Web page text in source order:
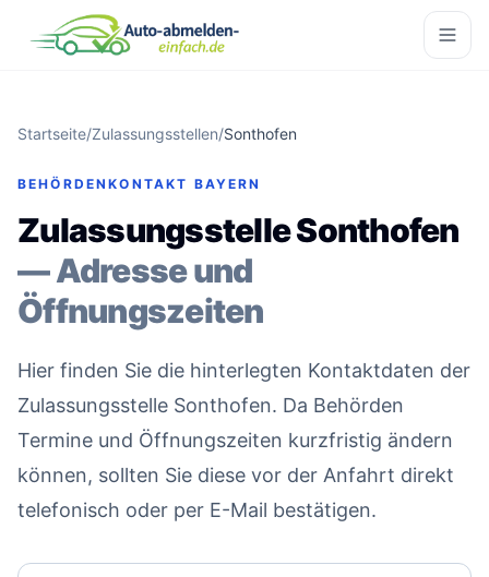
Startseite/Zulassungsstellen/Sonthofen
BEHÖRDENKONTAKT BAYERN
Zulassungsstelle Sonthofen
— Adresse und
Öffnungszeiten
Hier finden Sie die hinterlegten Kontaktdaten der
Zulassungsstelle Sonthofen. Da Behörden
Termine und Öffnungszeiten kurzfristig ändern
können, sollten Sie diese vor der Anfahrt direkt
telefonisch oder per E-Mail bestätigen.